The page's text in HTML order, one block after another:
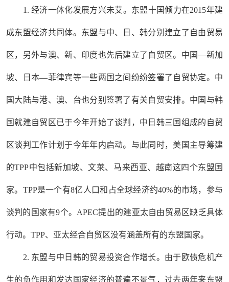
1. 经济一体化发展方兴未艾。东盟十国倾力在2015年建
成东盟经济共同体。东盟与中、日、韩分别建立了自由贸易
区，另外与澳、新、印度也先后建立了自贸区。中国—新加
坡、日本—菲律宾等一些两国之间纷纷签署了自贸协定。中
国大陆与港、澳、台也分别签署了有关自贸安排。中国与韩
国就建自贸区已于今年开始了谈判，中日韩三国组成的自贸
区谈判工作计划于今年年内启动。与此同时，美国主导筹建
的TPP中包括新加坡、文莱、马来西亚、越南这四个东盟国
家。TPP是一个有8亿人口和占全球经济约40%的市场，参与
谈判的国家有9个。APEC提出的建亚太自由贸易区缺乏具体
行动。TPP、亚太经合自贸区没有涵盖所有的东盟国家。
2. 东盟与中日韩的贸易投资合作增长。由于欧债危机产
生的负作用和发达国家经济的普遍不景气，过去两年来东盟